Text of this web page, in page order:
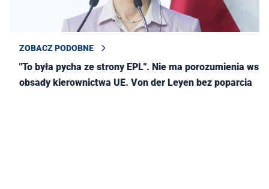
ZOBACZ PODOBNE
"To była pycha ze strony EPL". Nie ma porozumienia ws.
obsady kierownictwa UE. Von der Leyen bez poparcia